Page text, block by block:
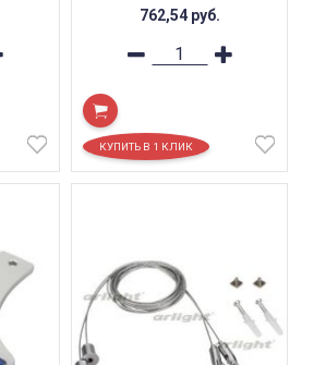
762,54 руб.